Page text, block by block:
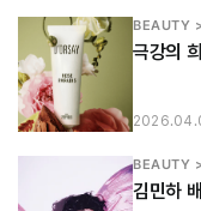
BEAUTY
극강의
BEAUTY
김민하